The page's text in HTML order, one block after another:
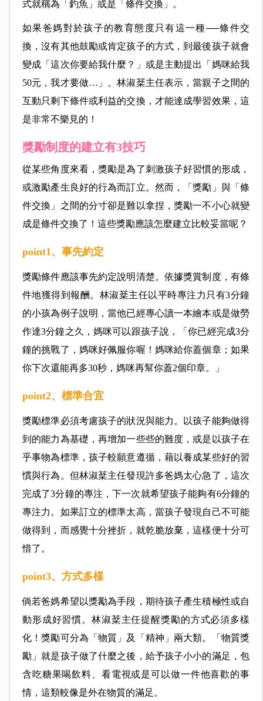
式就稱為「釣魚」或是「條件交換」。
如果爸媽對於孩子的教育態度只有這一種──條件交
換，沒有其他鼓勵或肯定孩子的方式，到最後孩子就會
變成「這次你要給我什麼？」或是主動提出「媽咪給我
50元，我才要做…」。林淑棻主任表示，當親子之間的
互動只剩下條件或利益的交換，才能達成學習效果，這
是非常不樂見的！
獎勵制度的建立有3技巧
從某些角度來看，獎勵是為了刺激孩子好習慣的形成，
或激勵產生良好的行為而訂立。然而，「獎勵」與「條
件交換」之間的分寸卻是難以拿捏，獎勵一不小心就變
成是條件交換了！這些獎勵應該怎麼建立比較妥當呢？
point1、事先約定
獎勵條件應該事先約定說明清楚。依據獎賞制度，有條
件地獲得到報酬。林淑棻主任以平時專注力只有3分鐘
的小孩為例子說明，當他已經專心讀一本繪本或是做勞
作達3分鐘之久，媽咪可以跟孩子說，「你已經完成3分
鐘的挑戰了，媽咪好佩服你喔！媽咪給你蓋個章；如果
你下次還能再多30秒，媽咪再幫你蓋2個印章。」
point2、標準合宜
獎勵標準必須考慮孩子的狀況與能力。以孩子能夠做得
到的能力為基礎，再增加一些些的難度，或是以孩子在
乎事物為標準，孩子較願意遵循，藉以養成某些好的習
慣與行為。但林淑棻主任發現許多爸媽太心急了，這次
完成了3分鐘的專注，下一次就希望孩子能夠有6分鐘的
專注力。如果訂立的標準太高，當孩子發現自己不可能
做得到，而感覺十分挫折，就乾脆放棄，這樣便十分可
惜了。
point3、方式多樣
倘若爸媽希望以獎勵為手段，期待孩子產生積極性或自
動形成好習慣。林淑棻主任提醒獎勵的方式必須多樣
化！獎勵可分為「物質」及「精神」兩大類。「物質獎
勵」就是孩子做了什麼之後，給予孩子小小的滿足，包
含吃糖果喝飲料、看電視或是可以做一件他喜歡的事
情，這類較像是外在物質的滿足。